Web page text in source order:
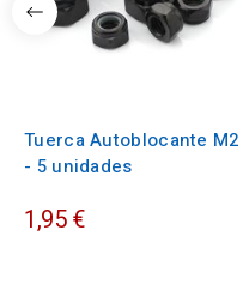
Tuerca Autoblocante M2
- 5 unidades
1,95 €